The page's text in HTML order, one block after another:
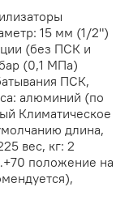
15 мм (1/2")
(без ПСК и
(0,1 МПа)
ПСК,
алюминий (по
Климатическое
длина,
вес, кг: 2
положение на